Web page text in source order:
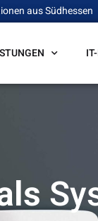
aus Südhessen
Sy